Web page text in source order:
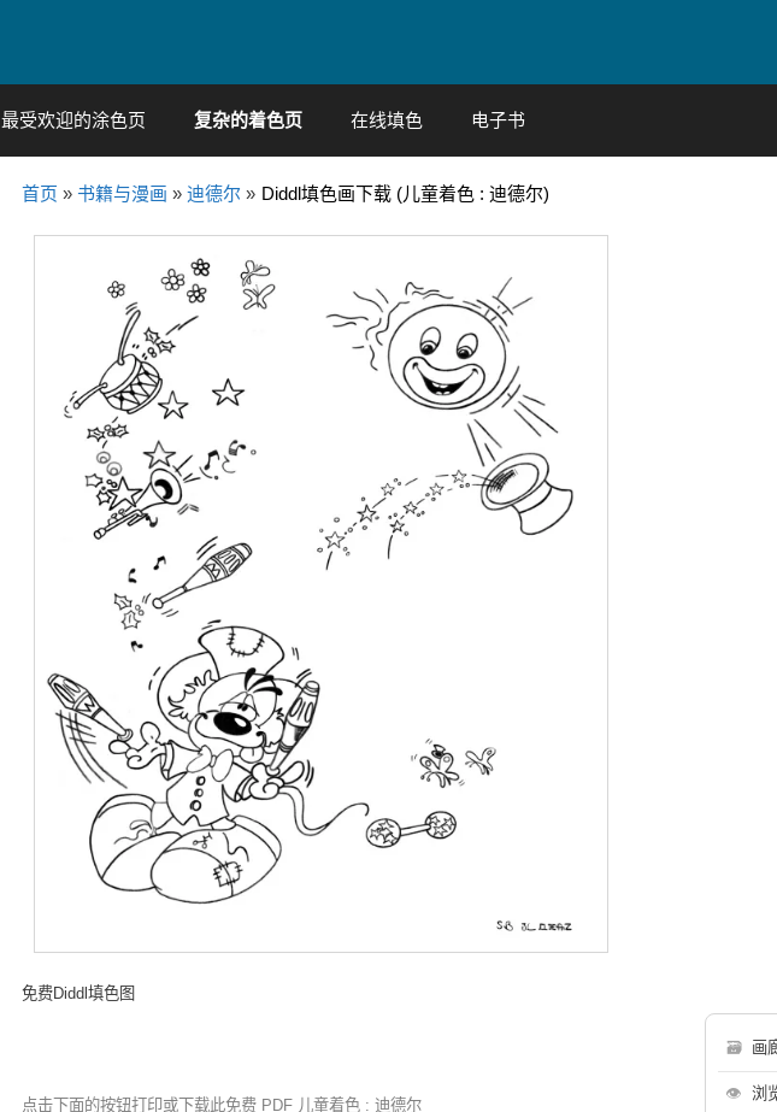
最受欢迎的涂色页 复杂的着色页 在线填色 电子书
首页 » 书籍与漫画 » 迪德尔 » Diddl填色画下载 (儿童着色 : 迪德尔)
免费Diddl填色图
点击下面的按钮打印或下载此免费 PDF 儿童着色 : 迪德尔
🗃 画
👁 浏